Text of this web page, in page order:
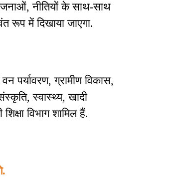
नीतियों के साथ-साथ
रूप में दिखाया जाएगा.
पर्यावरण, ग्रामीण विकास,
स्वास्थ्य, खादी
विभाग शामिल हैं.